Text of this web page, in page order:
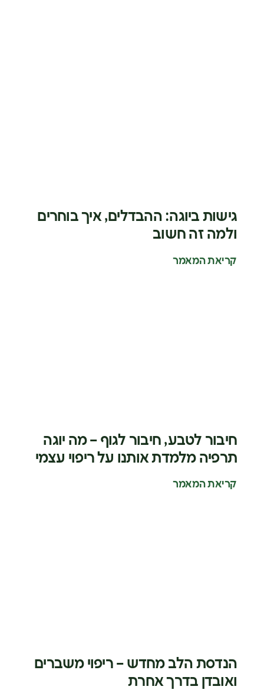
גישות ביוגה: ההבדלים, איך בוחרים
ולמה זה חשוב
קריאת המאמר
חיבור לטבע, חיבור לגוף – מה יוגה
תרפיה מלמדת אותנו על ריפוי עצמי
קריאת המאמר
הנדסת הלב מחדש – ריפוי משברים
ואובדן בדרך אחרת